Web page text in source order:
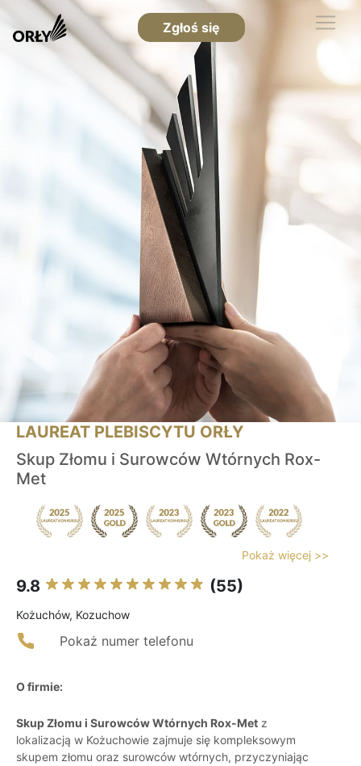
Zgłoś się
LAUREAT PLEBISCYTU ORŁY
Skup Złomu i Surowców Wtórnych Rox-
Met
Pokaż więcej >>
9.8 (55)
Kożuchów, Kozuchow
Pokaż numer telefonu
O firmie:
Skup Złomu i Surowców Wtórnych Rox-Met z
lokalizacją w Kożuchowie zajmuje się kompleksowym
skupem złomu oraz surowców wtórnych, przyczyniając